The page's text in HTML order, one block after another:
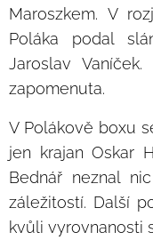
Maroszkem. V
Poláka podal
Jaroslav
zapomenuta.
V Polákově boxu
jen krajan Oskar
Bednář neznal
záležitostí. Další
kvůli vyrovnanosti